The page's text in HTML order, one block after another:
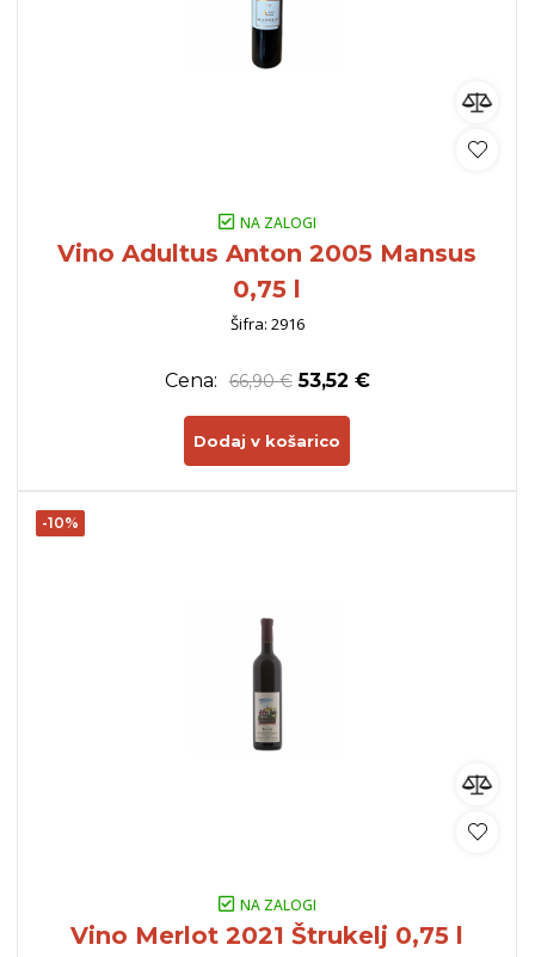
NA ZALOGI
Vino Adultus Anton 2005 Mansus
0,75 l
Šifra: 2916
Cena: 66,90 € 53,52 €
Dodaj v košarico
-10%
NA ZALOGI
Vino Merlot 2021 Štrukelj 0,75 l